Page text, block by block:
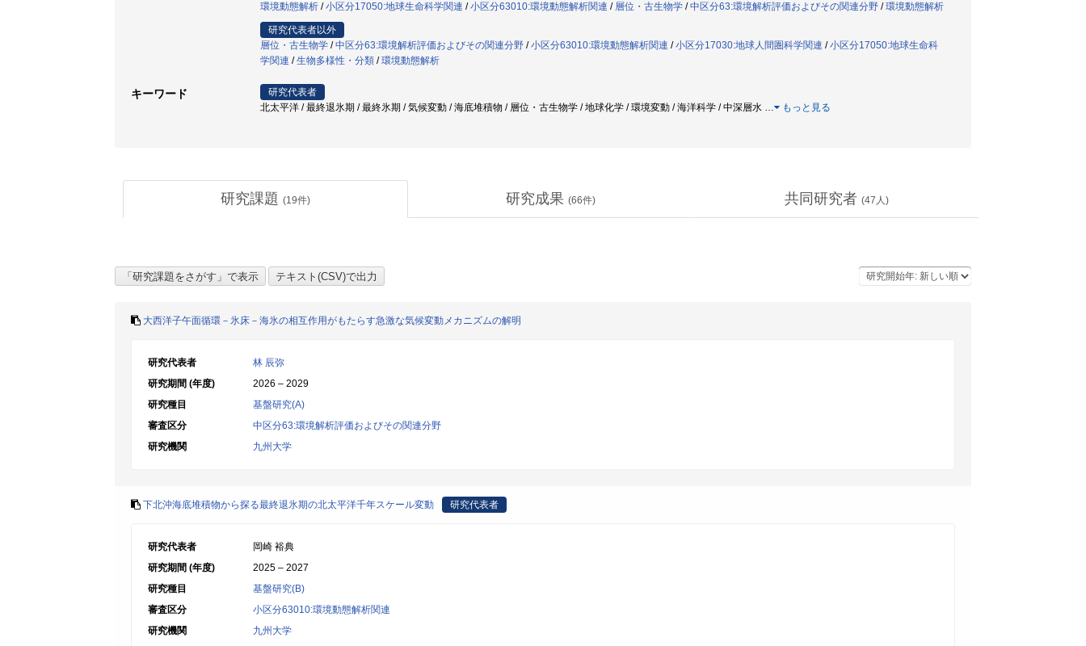
環境動態解析 /小区分17050:地球生命科学関連 /小区分63010:環境動態解析関連 / 層位・古生物学 /中区分63:環境解析評価およびその関連分野 /環境動態解析
研究代表者以外
層位・古生物学 /中区分63:環境解析評価およびその関連分野 /小区分63010:環境動態解析関連 /小区分17030:地球人間圏科学関連 /小区分17050:地球生命科
学関連 /生物多様性・分類 /環境動態解析
キーワード
研究代表者
北太平洋 / 最終退氷期 / 最終氷期 / 気候変動 / 海底堆積物 / 層位・古生物学 / 地球化学 / 環境変動 / 海洋科学 / 中深層水 … もっと見る
研究課題 (19件) 研究成果 (66件) 共同研究者 (47 人)
大西洋子午面循環－氷床－海氷の相互作用がもたらす急激な気候変動メカニズムの解明
研究代表者
林 辰弥
研究期間 (年度)
2026 – 2029
研究種目
基盤研究(A)
審査区分
中区分63:環境解析評価およびその関連分野
研究機関
九州大学
下北沖海底堆積物から探る最終退氷期の北太平洋千年スケール変動 研究代表者
研究代表者
岡崎 裕典
研究期間 (年度)
2025 – 2027
研究種目
基盤研究(B)
審査区分
小区分63010:環境動態解析関連
研究機関
九州大学